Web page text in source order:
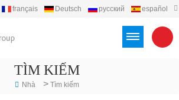
français Deutsch русский
español
TÌM KIẾM
Nhà > Tìm kiếm